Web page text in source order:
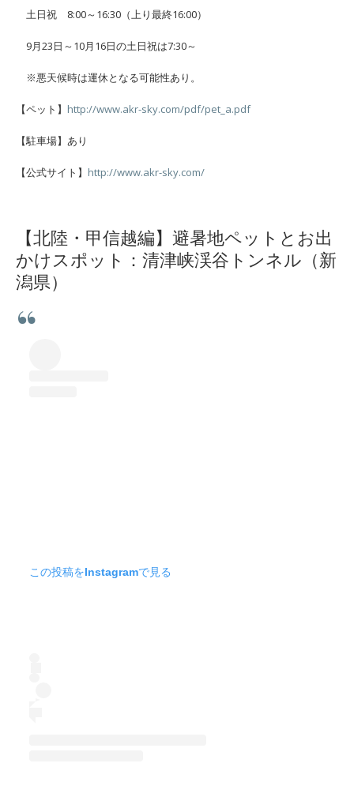
土日祝 8:00～16:30（上り最終16:00）
9月23日～10月16日の土日祝は7:30～
※悪天候時は運休となる可能性あり。
【ペット】 http://www.akr-sky.com/pdf/pet_a.pdf
【駐車場】あり
【公式サイト】 http://www.akr-sky.com/
【北陸・甲信越編】避暑地ペットとお出
かけスポット：清津峡渓谷トンネル（新
潟県）
この投稿をInstagramで見る